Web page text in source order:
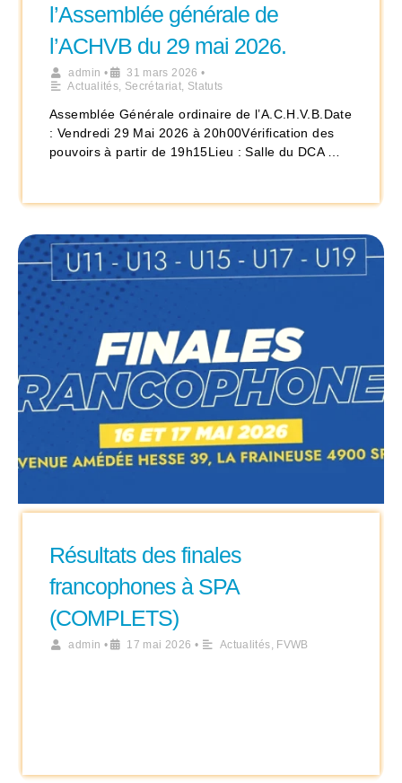
l’Assemblée générale de
l’ACHVB du 29 mai 2026.
admin • 31 mars 2026 •
Actualités, Secrétariat, Statuts
Assemblée Générale ordinaire de l’A.C.H.V.B.Date
: Vendredi 29 Mai 2026 à 20h00Vérification des
pouvoirs à partir de 19h15Lieu : Salle du DCA …
Résultats des finales
francophones à SPA
(COMPLETS)
admin • 17 mai 2026 • Actualités, FVWB